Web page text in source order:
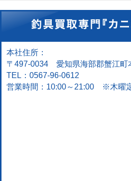
本社住所：
〒497-0034 愛知県海部郡蟹江
TEL：0567-96-0612
営業時間：10:00～21:00 ※木曜